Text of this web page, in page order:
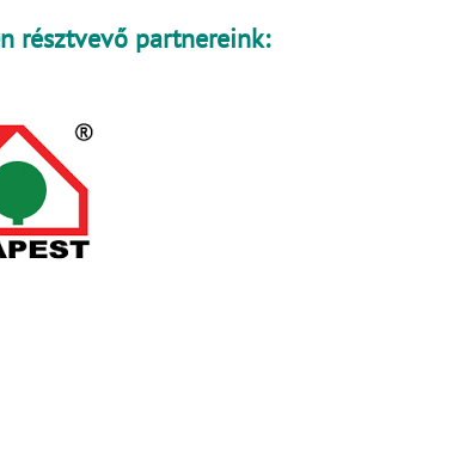
résztvevő partnereink: